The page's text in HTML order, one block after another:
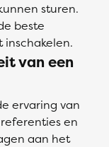
sturen.
beste
inschakelen.
van een
ervaring van
en
aan het